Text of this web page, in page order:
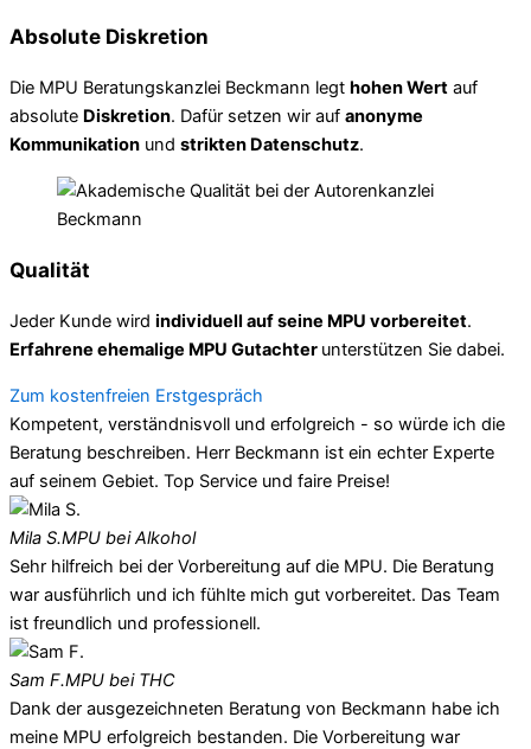
Absolute Diskretion
Die MPU Beratungskanzlei Beckmann legt hohen Wert auf
absolute Diskretion. Dafür setzen wir auf anonyme
Kommunikation und strikten Datenschutz.
Qualität
Jeder Kunde wird individuell auf seine MPU vorbereitet.
Erfahrene ehemalige MPU Gutachter unterstützen Sie dabei.
Zum kostenfreien Erstgespräch
Kompetent, verständnisvoll und erfolgreich - so würde ich die
Beratung beschreiben. Herr Beckmann ist ein echter Experte
auf seinem Gebiet. Top Service und faire Preise!
Mila S.MPU bei Alkohol
Sehr hilfreich bei der Vorbereitung auf die MPU. Die Beratung
war ausführlich und ich fühlte mich gut vorbereitet. Das Team
ist freundlich und professionell.
Sam F.MPU bei THC
Dank der ausgezeichneten Beratung von Beckmann habe ich
meine MPU erfolgreich bestanden. Die Vorbereitung war